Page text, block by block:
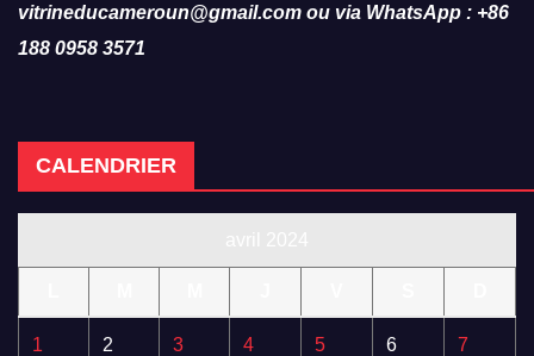
vitrineducameroun@gmail.com ou via WhatsApp : +86
188 0958 3571
CALENDRIER
1 2 3 4 5 6 7